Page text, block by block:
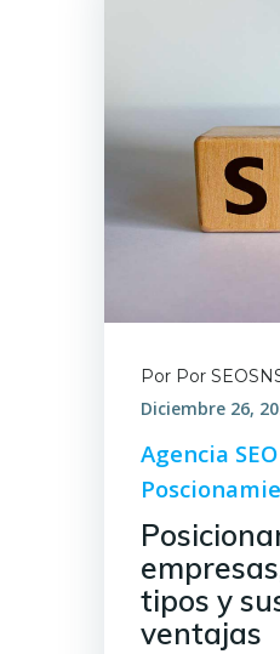
Por Por
Diciembre 26,
Agencia SEO
tipos y
ventajas